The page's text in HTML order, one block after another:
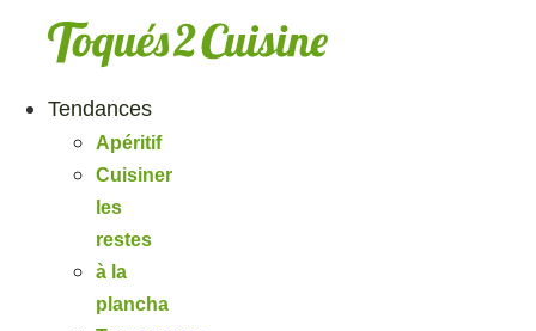
Tendances
Apéritif
Cuisiner
les
restes
à la
plancha